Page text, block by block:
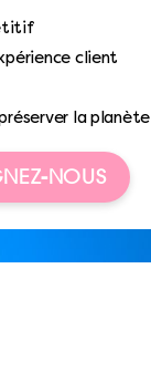
client
la planète
NOUS